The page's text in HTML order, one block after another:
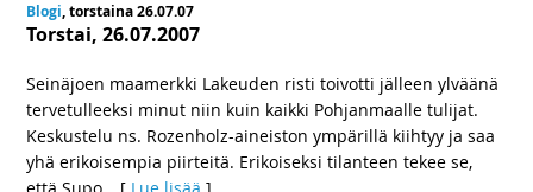
Blogi, torstaina 26.07.07
Torstai, 26.07.2007
Seinäjoen maamerkki Lakeuden risti toivotti jälleen ylväänä
tervetulleeksi minut niin kuin kaikki Pohjanmaalle tulijat.
Keskustelu ns. Rozenholz-aineiston ympärillä kiihtyy ja saa
yhä erikoisempia piirteitä. Erikoiseksi tilanteen tekee se,